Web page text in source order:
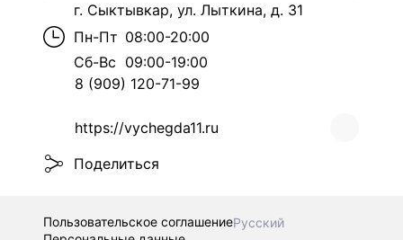
г. Сыктывкар, ул. Лыткина, д. 31
Пн-Пт 08:00-20:00
Сб-Вс 09:00-19:00
8 (909) 120-71-99
https://vychegda11.ru
Поделиться
Пользовательское соглашениеРусский